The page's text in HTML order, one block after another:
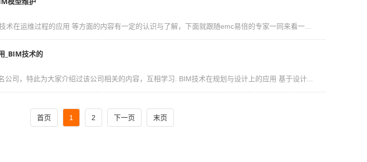
术在运维过程的应用 等方面的内容有一定的认识与了解，下面就跟随emc易倍的专家一同来看一...
_BIM技术的
司，特此为大家介绍过该公司相关的内容，互相学习. BIM技术在规划与设计上的应用 基于设计...
首页 1 2 下一页 末页